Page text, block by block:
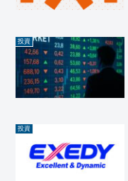
投資
投資